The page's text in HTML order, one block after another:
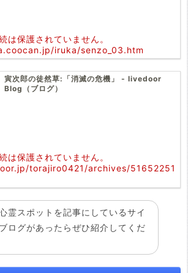
は保護されていません。
iruka/senzo_03.htm
寅次郎の徒然草:「消滅の危機」 - livedoor
Blog（ブログ）
は保護されていません。
torajiro0421/archives/51652251
霊スポットを記事にしているサイ
ログがあったらぜひ紹介してくだ